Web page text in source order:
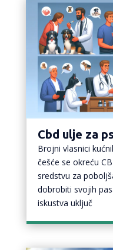
Cbd ulje za
Brojni vlasnici
češće se okreću
sredstvu za
dobrobiti svojih
iskustva uključ